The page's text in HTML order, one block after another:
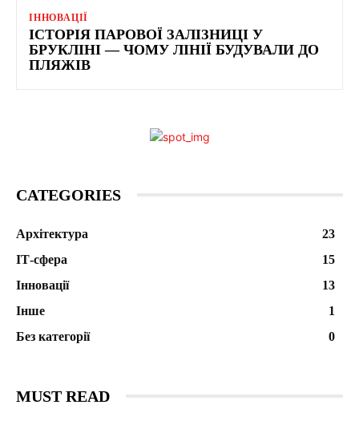
ІННОВАЦІЇ
ІСТОРІЯ ПАРОВОЇ ЗАЛІЗНИЦІ У
БРУКЛІНІ — ЧОМУ ЛІНІЇ БУДУВАЛИ ДО
ПЛЯЖІВ
CATEGORIES
Архітектура
23
ІТ-сфера
15
Інновації
13
Інше
1
Без категорії
0
MUST READ